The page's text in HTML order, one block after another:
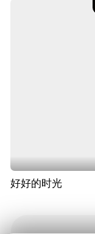
好好的时光